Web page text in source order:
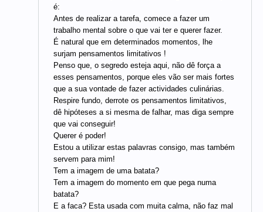
é:
Antes de realizar a tarefa, comece a fazer um
trabalho mental sobre o que vai ter e querer fazer.
É natural que em determinados momentos, lhe
surjam pensamentos limitativos !
Penso que, o segredo esteja aqui, não dê força a
esses pensamentos, porque eles vão ser mais fortes
que a sua vontade de fazer actividades culinárias.
Respire fundo, derrote os pensamentos limitativos,
dê hipóteses a si mesma de falhar, mas diga sempre
que vai conseguir!
Querer é poder!
Estou a utilizar estas palavras consigo, mas também
servem para mim!
Tem a imagem de uma batata?
Tem a imagem do momento em que pega numa
batata?
E a faca? Esta usada com muita calma, não faz mal